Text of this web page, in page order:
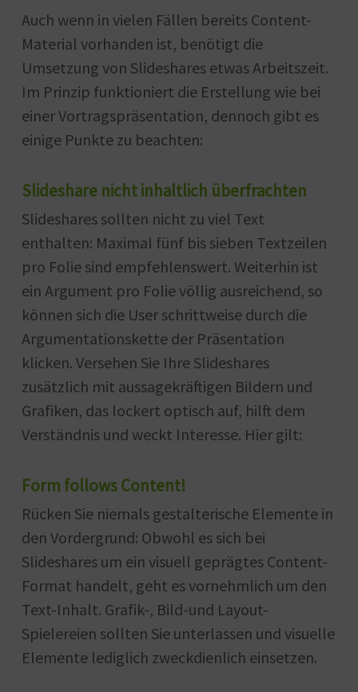
Auch wenn in vielen Fällen bereits Content-
Material vorhanden ist, benötigt die
Umsetzung von Slideshares etwas Arbeitszeit.
Im Prinzip funktioniert die Erstellung wie bei
einer Vortragspräsentation, dennoch gibt es
einige Punkte zu beachten:
Slideshare nicht inhaltlich überfrachten
Slideshares sollten nicht zu viel Text
enthalten: Maximal fünf bis sieben Textzeilen
pro Folie sind empfehlenswert. Weiterhin ist
ein Argument pro Folie völlig ausreichend, so
können sich die User schrittweise durch die
Argumentationskette der Präsentation
klicken. Versehen Sie Ihre Slideshares
zusätzlich mit aussagekräftigen Bildern und
Grafiken, das lockert optisch auf, hilft dem
Verständnis und weckt Interesse. Hier gilt:
Form follows Content!
Rücken Sie niemals gestalterische Elemente in
den Vordergrund: Obwohl es sich bei
Slideshares um ein visuell geprägtes Content-
Format handelt, geht es vornehmlich um den
Text-Inhalt. Grafik-, Bild-und Layout-
Spielereien sollten Sie unterlassen und visuelle
Elemente lediglich zweckdienlich einsetzen.